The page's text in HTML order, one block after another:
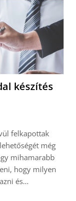
készítés
felkapottak
még
mihamarabb
hogy milyen
és…